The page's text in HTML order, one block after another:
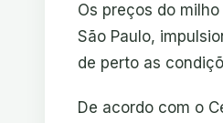
Os preços do
São Paulo,
de perto as
De acordo com o